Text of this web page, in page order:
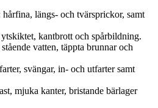
längs- och tvärsprickor, samt
kantbrott och spårbildning.
vatten, täppta brunnar och
svängar, in- och utfarter samt
mjuka kanter, bristande bärlager